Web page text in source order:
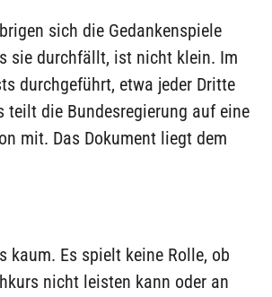
sich die Gedankenspiele
sie durchfällt, ist nicht klein. Im
durchgeführt, etwa jeder Dritte
teilt die Bundesregierung auf eine
mit. Das Dokument liegt dem
kaum. Es spielt keine Rolle, ob
nicht leisten kann oder an